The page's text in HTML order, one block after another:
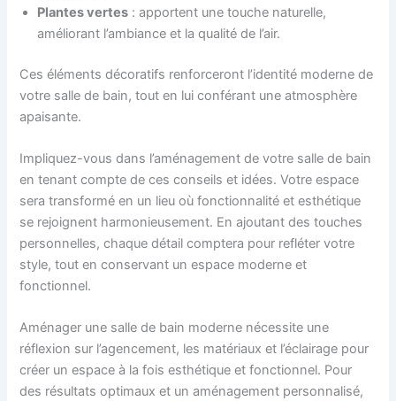
Plantes vertes : apportent une touche naturelle,
améliorant l’ambiance et la qualité de l’air.
Ces éléments décoratifs renforceront l’identité moderne de
votre salle de bain, tout en lui conférant une atmosphère
apaisante.
Impliquez-vous dans l’aménagement de votre salle de bain
en tenant compte de ces conseils et idées. Votre espace
sera transformé en un lieu où fonctionnalité et esthétique
se rejoignent harmonieusement. En ajoutant des touches
personnelles, chaque détail comptera pour refléter votre
style, tout en conservant un espace moderne et
fonctionnel.
Aménager une salle de bain moderne nécessite une
réflexion sur l’agencement, les matériaux et l’éclairage pour
créer un espace à la fois esthétique et fonctionnel. Pour
des résultats optimaux et un aménagement personnalisé,